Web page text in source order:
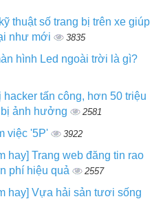
thuật số trang bị trên xe giúp
như mới
3835
hình Led ngoài trời là gì?
hacker tấn công, hơn 50 triệu
ảnh hưởng
2581
việc '5P' 3922
hay] Trang web đăng tin rao
phí hiệu quả
2557
hay] Vựa hải sản tươi sống